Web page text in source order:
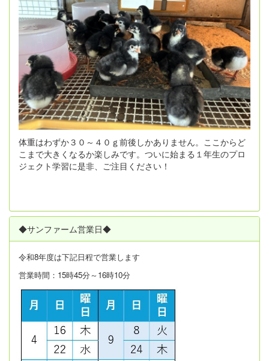
体重はわずか３０～４０ｇ前後しかありません。ここからど
こまで大きくなるか楽しみです。ついに始まる１年生のプロ
ジェクト学習に是非、ご注目ください！
◆サンファーム営業日◆
令和8年度は下記日程で営業します
営業時間：15時45分～16時10分